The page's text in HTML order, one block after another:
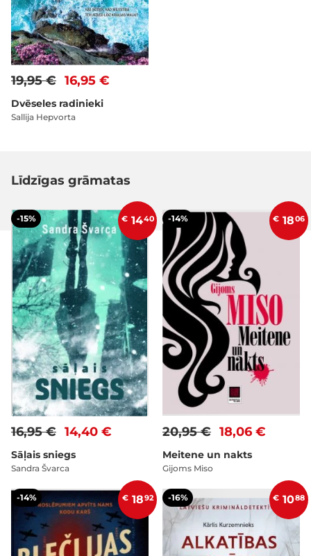
16,95 €
19,95 €
Dvēseles radinieki
Sallija Hepvorta
Līdzīgas grāmatas
-15% € 1440
14,40 €
16,95 €
Sāļais sniegs
Sandra Švarca
-14% € 1806
18,06 €
20,95 €
Meitene un nakts
Gijoms Miso
-14% € 1892 -16% € 1088